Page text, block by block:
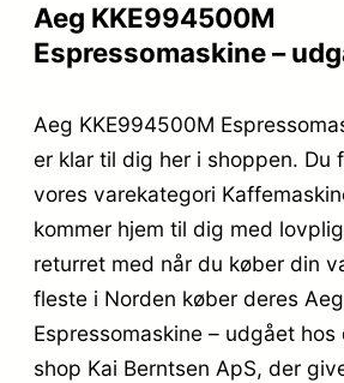
Aeg KKE994500M
Espressomaskine –
Aeg KKE994500M
er klar til dig her i shoppen. Du
vores varekategori
kommer hjem til dig med
returret med når du køber din
fleste i Norden køber deres
Espressomaskine – udgået
shop Kai Berntsen ApS, der